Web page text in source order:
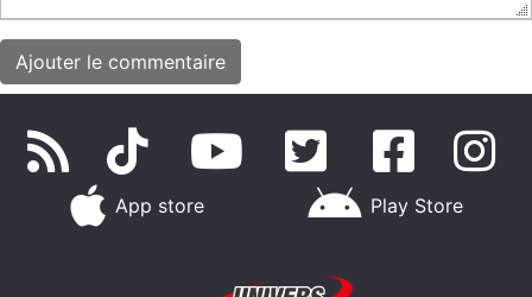
App store Play Store